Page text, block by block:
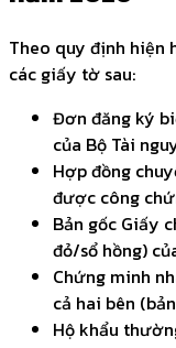
Theo quy định hiện
các giấy tờ sau:
Đơn đăng ký
của Bộ Tài
Hợp đồng
được công
Bản gốc Giấy
đỏ/sổ hồng)
Chứng minh
cả hai bên
Hộ khẩu